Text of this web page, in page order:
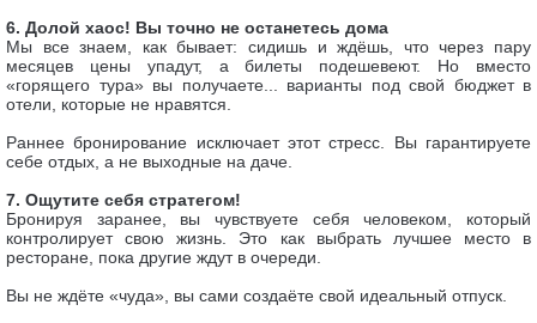
6. Долой хаос! Вы точно не останетесь дома
Мы все знаем, как бывает: сидишь и ждёшь, что через пару
месяцев цены упадут, а билеты подешевеют. Но вместо
«горящего тура» вы получаете... варианты под свой бюджет в
отели, которые не нравятся.
Раннее бронирование исключает этот стресс. Вы гарантируете
себе отдых, а не выходные на даче.
7. Ощутите себя стратегом!
Бронируя заранее, вы чувствуете себя человеком, который
контролирует свою жизнь. Это как выбрать лучшее место в
ресторане, пока другие ждут в очереди.
Вы не ждёте «чуда», вы сами создаёте свой идеальный отпуск.